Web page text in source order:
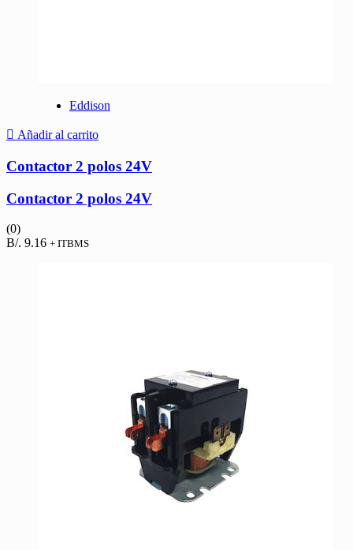
Eddison
Añadir al carrito
Contactor 2 polos 24V
Contactor 2 polos 24V
(0)
B/. 9.16 + ITBMS